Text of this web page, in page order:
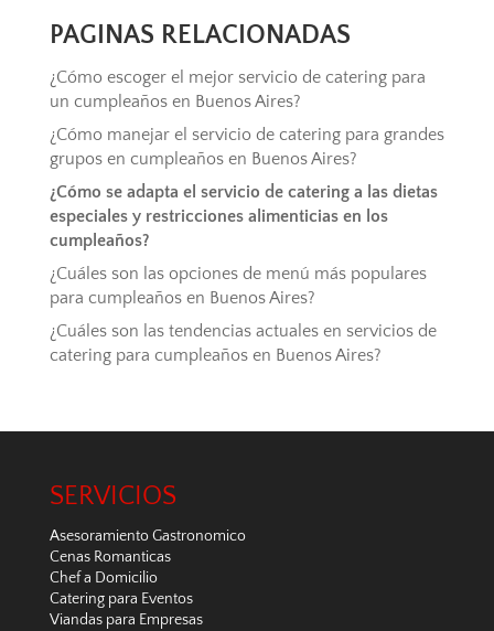
PAGINAS RELACIONADAS
¿Cómo escoger el mejor servicio de catering para
un cumpleaños en Buenos Aires?
¿Cómo manejar el servicio de catering para grandes
grupos en cumpleaños en Buenos Aires?
¿Cómo se adapta el servicio de catering a las dietas
especiales y restricciones alimenticias en los
cumpleaños?
¿Cuáles son las opciones de menú más populares
para cumpleaños en Buenos Aires?
¿Cuáles son las tendencias actuales en servicios de
catering para cumpleaños en Buenos Aires?
SERVICIOS
Asesoramiento Gastronomico
Cenas Romanticas
Chef a Domicilio
Catering para Eventos
Viandas para Empresas